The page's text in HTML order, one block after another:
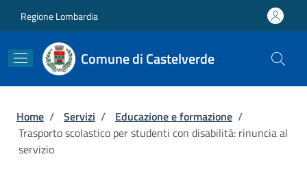
Regione Lombardia
Comune di Castelverde
Briciole di pane
Home / Servizi / Educazione e formazione /
Trasporto scolastico per studenti con disabilità: rinuncia al
servizio